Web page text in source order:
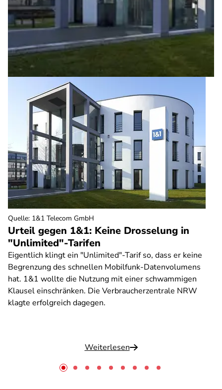
Urteil gegen 1&1: Keine Drosselung in
"Unlimited"-Tarifen
Eigentlich klingt ein "Unlimited"-Tarif so, dass er keine
Begrenzung des schnellen Mobilfunk-Datenvolumens
hat. 1&1 wollte die Nutzung mit einer schwammigen
Klausel einschränken. Die Verbraucherzentrale NRW
klagte erfolgreich dagegen.
Weiterlesen
Quelle: 1&1 Telecom GmbH